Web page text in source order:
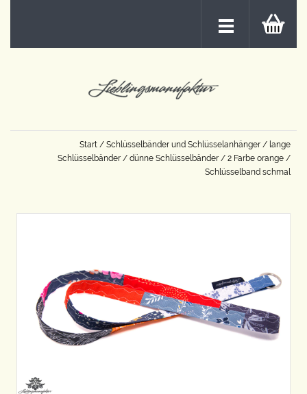
Start / Schlüsselbänder und Schlüsselanhänger / lange
Schlüsselbänder / dünne Schlüsselbänder / 2 Farbe orange /
Schlüsselband schmal